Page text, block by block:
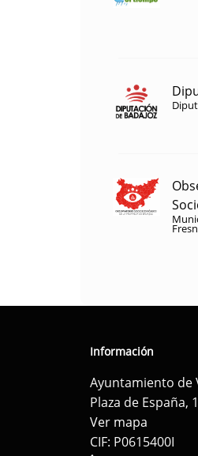
Información
Ayuntamiento de
Plaza de España,
Ver mapa
CIF: P0615400I